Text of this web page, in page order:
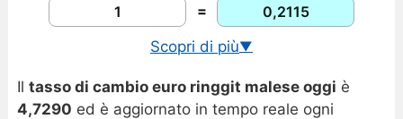
=
Scopri di più▼
Cambio USD/MYR in tempo reale
Storico tassi EUR/MYR
Il tasso di cambio euro ringgit malese oggi è
4,7290 ed è aggiornato in tempo reale ogni